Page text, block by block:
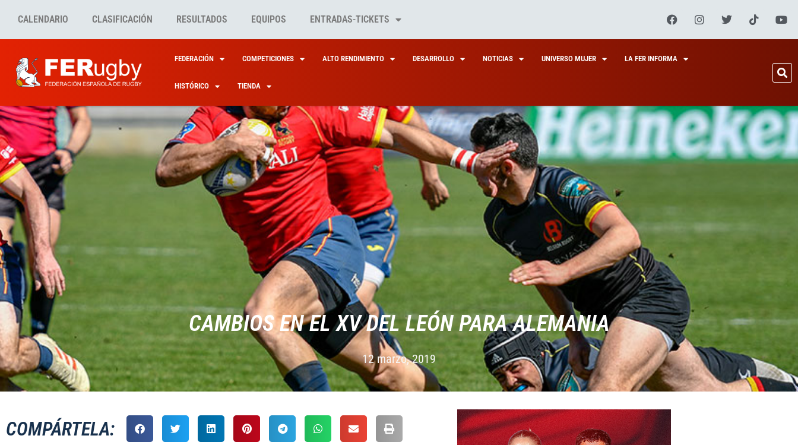
CALENDARIO CLASIFICACIÓN RESULTADOS EQUIPOS ENTRADAS-TICKETS
FEDERACIÓN COMPETICIONES ALTO RENDIMIENTO DESARROLLO NOTICIAS UNIVERSO MUJER LA FER INFORMA
HISTÓRICO TIENDA
CAMBIOS EN EL XV DEL LEÓN PARA ALEMANIA
12 marzo, 2019
COMPÁRTELA: